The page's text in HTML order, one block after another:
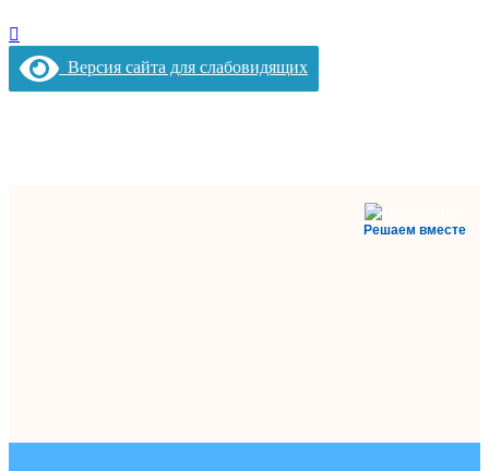
Версия сайта для слабовидящих
Решаем вместе